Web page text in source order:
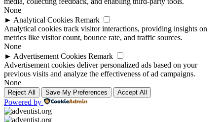
None
► Analytical Cookies Remark
Analytical cookies track visitor interactions, providing insights on
metrics like visitor count, bounce rate, and traffic sources.
None
► Advertisement Cookies Remark
Advertisement cookies deliver personalized ads based on your
previous visits and analyze the effectiveness of ad campaigns.
None
Reject All Save My Preferences Accept All
Powered by